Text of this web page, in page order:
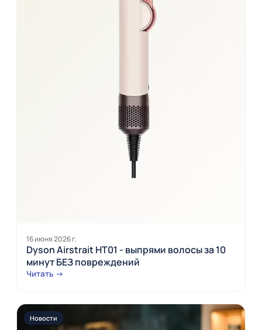
16 июня 2026 г.
Dyson Airstrait HT01 - выпрями волосы за 10
минут БЕЗ повреждений
Читать →
Новости